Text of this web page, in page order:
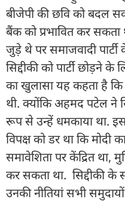
बीजेपी की छवि को बदल
बैंक को प्रभावित कर सकता
जुड़े थे पर समाजवादी
सिद्दीकी को पार्टी छोड़ने के
का खुलासा यह कहता है
थी. क्योंकि अहमद पटेल ने
रूप से उन्हें धमकाया था.
विपक्ष को डर था कि
समावेशिता पर केंद्रित था,
कर सकता था. सिद्दीकी के
उनकी नीतियां सभी